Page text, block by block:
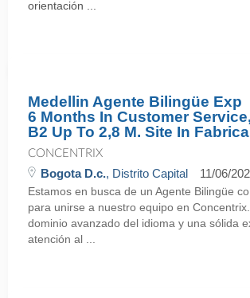
orientación ...
Medellin Agente Bilingüe Exp
6 Months In Customer Service,
B2 Up To 2,8 M. Site In Fabrica
CONCENTRIX
Bogota D.c., Distrito Capital 11/06/
Estamos en busca de un Agente Bilingüe
para unirse a nuestro equipo en
dominio avanzado del idioma y una sólida
atención al ...